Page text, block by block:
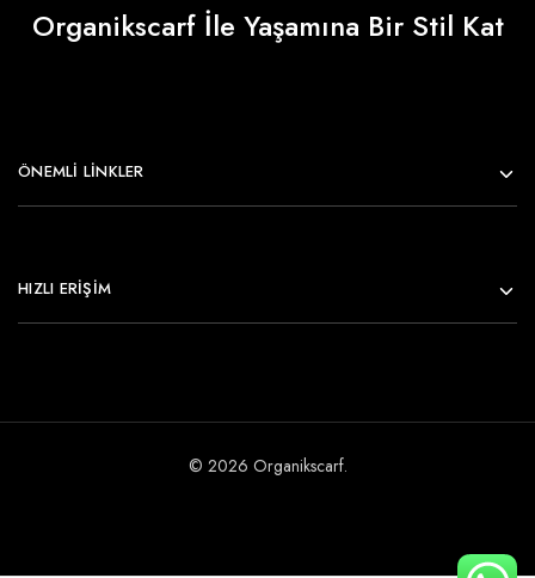
Organikscarf İle Yaşamına Bir Stil Kat
ÖNEMLI LINKLER
HIZLI ERİŞİM
© 2026 Organikscarf.